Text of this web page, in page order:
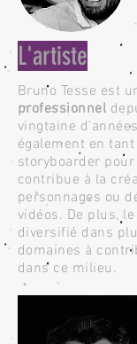
L'artiste
Bruno Tesse est
professionnel
vingtaine
également en
storyboarder
contribue à la
personnages ou
vidéos. De plus,
diversifié dans
domaines à
dans ce milieu.